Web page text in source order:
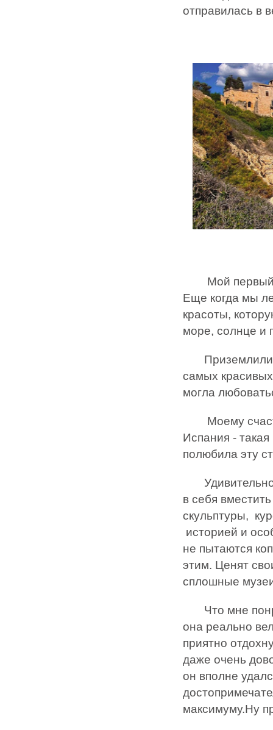
отправилась в
Мой первый
Еще когда мы
красоты,
море, солнце и
самых
могла
Моему
Испания -
полюбила эту
Удивительно
в себя
скульптуры,
историей и
не пытаются
этим. Ценят
сплошные
Что мне
она реально
приятно
даже очень
он вполне
максимуму.Ну